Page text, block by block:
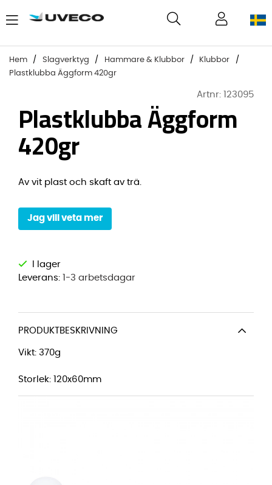
Hem Slagverktyg Hammare & Klubbor
Klubbor
Plastklubba Äggform 420gr
Artnr: 123095
Plastklubba Äggform
420gr
Av vit plast och skaft av trä.
Jag vill veta mer
Leverans: 1-3 arbetsdagar
PRODUKTBESKRIVNING
Vikt: 370g
Storlek: 120x60mm